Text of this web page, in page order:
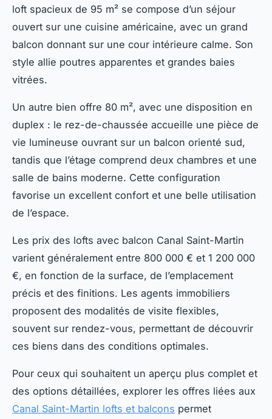
loft spacieux de 95 m² se compose d’un séjour
ouvert sur une cuisine américaine, avec un grand
balcon donnant sur une cour intérieure calme. Son
style allie poutres apparentes et grandes baies
vitrées.
Un autre bien offre 80 m², avec une disposition en
duplex : le rez-de-chaussée accueille une pièce de
vie lumineuse ouvrant sur un balcon orienté sud,
tandis que l’étage comprend deux chambres et une
salle de bains moderne. Cette configuration
favorise un excellent confort et une belle utilisation
de l’espace.
Les prix des lofts avec balcon Canal Saint-Martin
varient généralement entre 800 000 € et 1 200 000
€, en fonction de la surface, de l’emplacement
précis et des finitions. Les agents immobiliers
proposent des modalités de visite flexibles,
souvent sur rendez-vous, permettant de découvrir
ces biens dans des conditions optimales.
Pour ceux qui souhaitent un aperçu plus complet et
des options détaillées, explorer les offres liées aux
Canal Saint-Martin lofts et balcons permet